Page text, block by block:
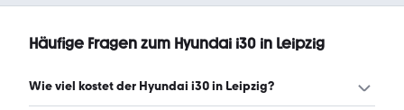
Häufige Fragen zum Hyundai i30 in Leipzig
Wie viel kostet der Hyundai i30 in Leipzig?